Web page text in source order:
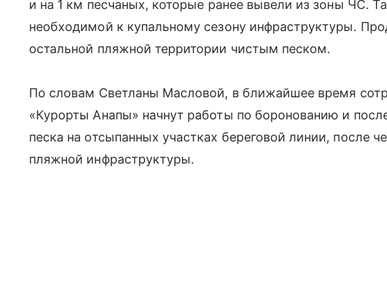
и на 1 км песчаных, которые ранее вывели из зоны ЧС.
необходимой к купальному сезону инфраструктуры.
остальной пляжной территории чистым песком.
По словам Светланы Масловой, в ближайшее время
«Курорты Анапы» начнут работы по боронованию и
песка на отсыпанных участках береговой линии, после
пляжной инфраструктуры.